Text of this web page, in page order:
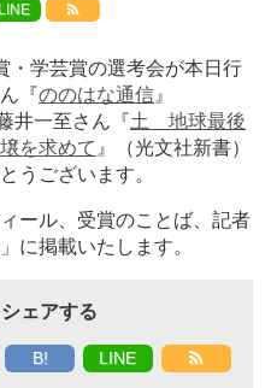
LINE
・学芸賞の選考会が本日行
『ののはな通信 』
井一至さん『土 地球最後
を求めて 』（光文社新書）
うございます。
ール、受賞のことば、記者
に掲載いたします。
ェアする
B! LINE